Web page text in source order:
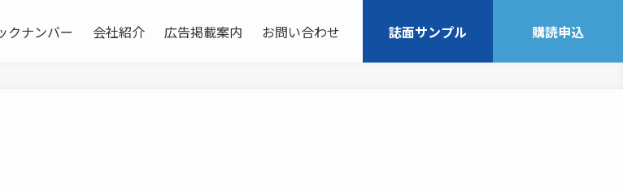
クナンバー 会社紹介 広告掲載案内 お問い合わせ 誌面サンプル 購読申込